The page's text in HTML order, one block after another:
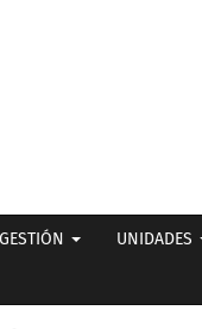
GESTIÓN UNIDADES